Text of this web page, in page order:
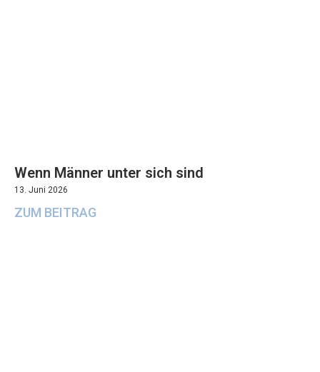
Wenn Männer unter sich sind
13. Juni 2026
ZUM BEITRAG